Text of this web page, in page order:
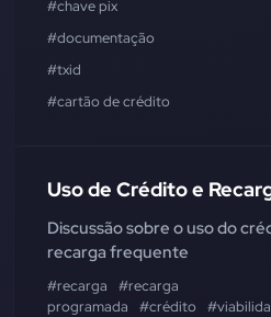
#chave pix
#documentação
#txid
#cartão de crédito
Uso de Crédito e
Discussão sobre o uso do
recarga frequente
#recarga
#recarga
programada
#crédito